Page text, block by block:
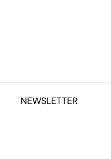
NEWSLETTER